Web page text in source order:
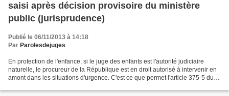
saisi après décision provisoire du ministère
public (jurisprudence)
Publié le 06/11/2013 à 14:18
Par Parolesdejuges
En protection de l'enfance, si le juge des enfants est l'autorité judiciaire
naturelle, le procureur de la République est en droit autorisé à intervenir en
amont dans les situations d'urgence. C'est ce que permet l'article 375-5 du